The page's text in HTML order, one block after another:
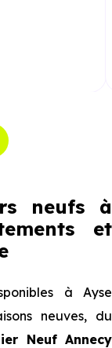
neufs à
et
à Ayse
neuves, du
Neuf Annecy